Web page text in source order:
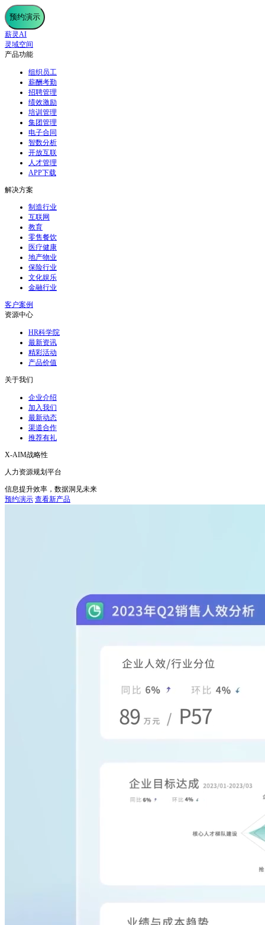
预约演示
薪灵AI
灵域空间
产品功能
组织员工
薪酬考勤
招聘管理
绩效激励
培训管理
集团管理
电子合同
智数分析
开放互联
人才管理
APP下载
解决方案
制造行业
互联网
教育
零售餐饮
医疗健康
地产物业
保险行业
文化娱乐
金融行业
客户案例
资源中心
HR科学院
最新资讯
精彩活动
产品价值
关于我们
企业介绍
加入我们
最新动态
渠道合作
推荐有礼
X-AIM战略性
人力资源规划平台
信息提升效率，数据洞见未来
预约演示 查看新产品